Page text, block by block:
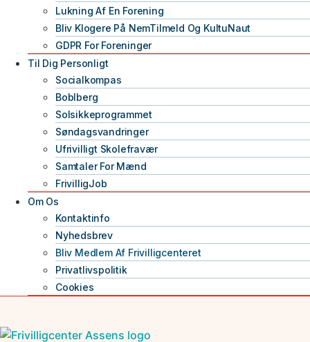
Lukning Af En Forening
Bliv Klogere På NemTilmeld Og KultuNaut
GDPR For Foreninger
Til Dig Personligt
Socialkompas
Boblberg
Solsikkeprogrammet
Søndagsvandringer
Ufrivilligt Skolefravær
Samtaler For Mænd
FrivilligJob
Om Os
Kontaktinfo
Nyhedsbrev
Bliv Medlem Af Frivilligcenteret
Privatlivspolitik
Cookies